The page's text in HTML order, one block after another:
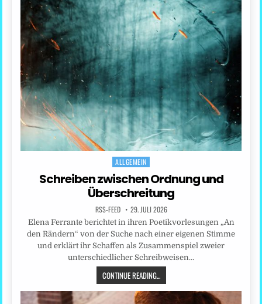
Posted
in
ALLGEMEIN
Schreiben zwischen Ordnung und
Überschreitung
RSS-FEED 29. JULI 2026
Elena Ferrante berichtet in ihren Poetikvorlesungen „An
den Rändern“ von der Suche nach einer eigenen Stimme
und erklärt ihr Schaffen als Zusammenspiel zweier
unterschiedlicher Schreibweisen…
CONTINUE READING...